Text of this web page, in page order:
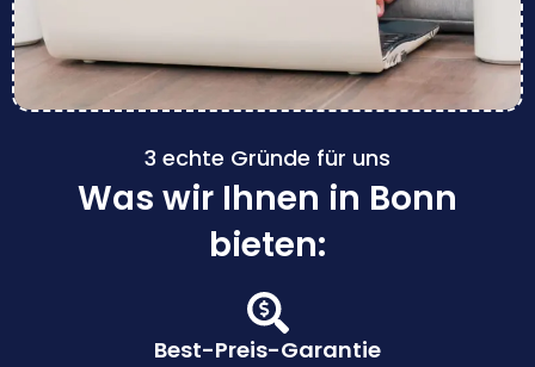
3 echte Gründe für uns
Was wir Ihnen in Bonn
bieten:
Best-Preis-Garantie